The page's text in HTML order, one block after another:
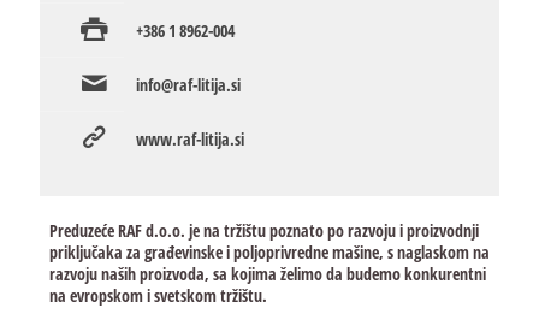
+386 1 8962-004
info@raf-litija.si
www.raf-litija.si
Preduzeće RAF d.o.o. je na tržištu poznato po razvoju i proizvodnji
priključaka za građevinske i poljoprivredne mašine, s naglaskom na
razvoju naših proizvoda, sa kojima želimo da budemo konkurentni
na evropskom i svetskom tržištu.